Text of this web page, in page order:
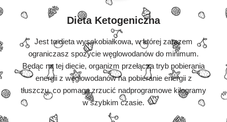
Dieta Ketogeniczna
Jest to dieta wysokobiałkowa, w której zarazem
ograniczasz spożycie węglowodanów do minimum.
Będąc na tej diecie, organizm przełącza tryb pobierania
energii z węglowodanów na pobieranie energii z
tłuszczu, co pomaga zrzucić nadprogramowe kilogramy
w szybkim czasie.